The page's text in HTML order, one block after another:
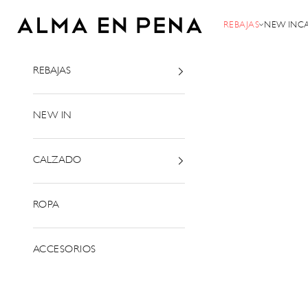
Alma en Pena
REBAJAS NEW IN
REBAJAS
NEW IN
CALZADO
ROPA
ACCESORIOS